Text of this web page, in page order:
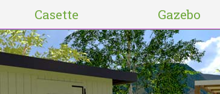
Casette Gazebo